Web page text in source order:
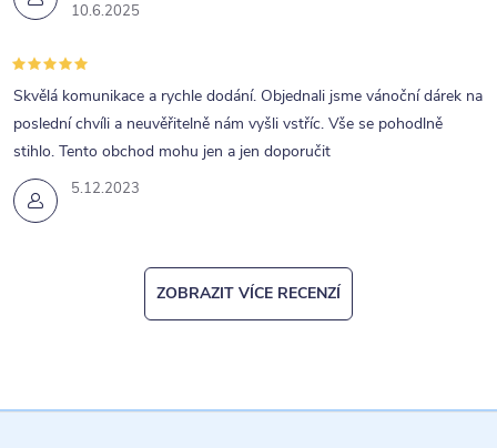
10.6.2025
5.12.2023
Skvělá komunikace a rychle dodání. Objednali jsme vánoční dárek na
poslední chvíli a neuvěřitelně nám vyšli vstříc. Vše se pohodlně
stihlo. Tento obchod mohu jen a jen doporučit
ZOBRAZIT VÍCE RECENZÍ